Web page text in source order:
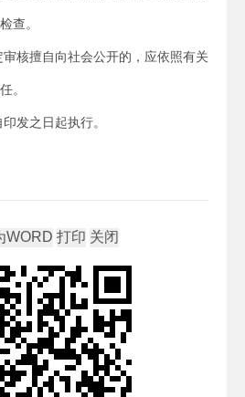
查。
核擅自向社会公开的，应依照有关
。
发之日起执行。